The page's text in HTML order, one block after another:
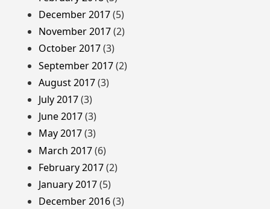
December 2017(5)
November 2017(2)
October 2017(3)
September 2017(2)
August 2017(3)
July 2017(3)
June 2017(3)
May 2017(3)
March 2017(6)
February 2017(2)
January 2017(5)
December 2016(3)